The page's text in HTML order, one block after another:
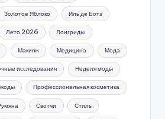
Золотое Яблоко Иль де Ботэ
Лето 2026 Лонгриды
Макияж Медицина Мода
исследования Неделя моды
Профессиональная косметика
Свотчи Стиль